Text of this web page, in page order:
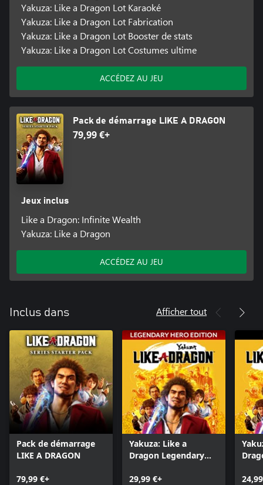
Yakuza: Like a Dragon Lot Karaoké
Yakuza: Like a Dragon Lot Fabrication
Yakuza: Like a Dragon Lot Booster de stats
Yakuza: Like a Dragon Lot Costumes ultime
ACCÉDEZ AU JEU
Pack de démarrage LIKE A DRAGON
79,99 €+
Jeux inclus
Like a Dragon: Infinite Wealth
Yakuza: Like a Dragon
ACCÉDEZ AU JEU
Inclus dans Afficher tout
Pack de démarrage
LIKE A DRAGON
79,99 €+
Yakuza: Like a
Dragon Legendary
29,99 €+